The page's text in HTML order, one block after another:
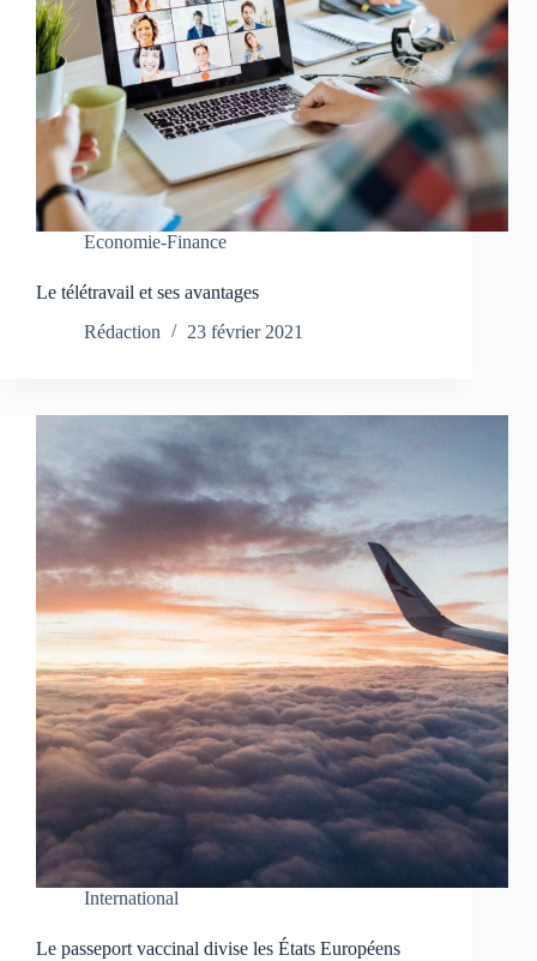
Economie-Finance
Le télétravail et ses avantages
Rédaction
23 février 2021
International
Le passeport vaccinal divise les États Européens